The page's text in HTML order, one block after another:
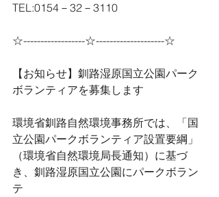
TEL:0154－32－3110
☆------------------☆--------------------☆
【お知らせ】釧路湿原国立公園パーク
ボランティアを募集します
環境省釧路自然環境事務所では、「国
立公園パークボランティア設置要綱」
（環境省自然環境局長通知）に基づ
き、釧路湿原国立公園にパークボラン
テ